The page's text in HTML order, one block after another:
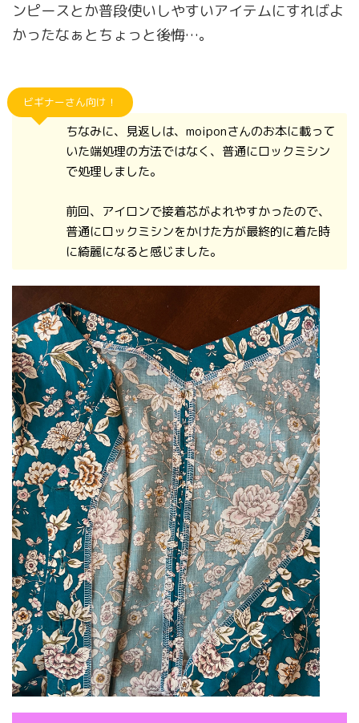
ンピースとか普段使いしやすいアイテムにすればよ
かったなぁとちょっと後悔…。
ビギナーさん向け！
ちなみに、見返しは、moiponさんのお本に載って
いた端処理の方法ではなく、普通にロックミシン
で処理しました。
前回、アイロンで接着芯がよれやすかったので、
普通にロックミシンをかけた方が最終的に着た時
に綺麗になると感じました。